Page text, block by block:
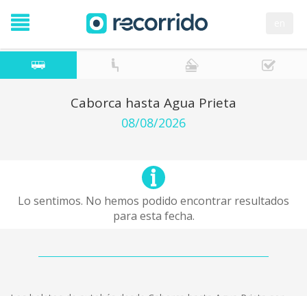
Caborca hasta Agua Prieta
08/08/2026
Lo sentimos. No hemos podido encontrar resultados
para esta fecha.